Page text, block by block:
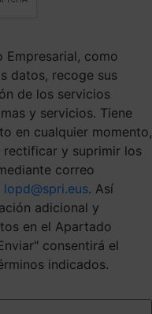
Empresarial, como
datos, recoge sus
de los servicios
y servicios. Tiene
en cualquier momento,
rectificar y suprimir los
correo
lopd@spri.eus. Así
adicional y
en el Apartado
consentirá el
indicados.